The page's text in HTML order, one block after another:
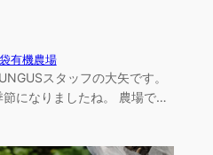
有機農場
スタッフの大矢です。
節になりましたね。 農場で…